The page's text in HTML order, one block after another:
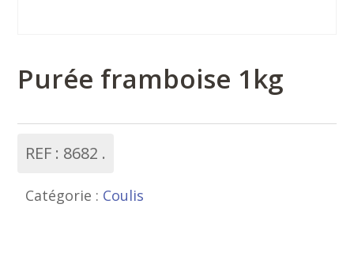
Purée framboise 1kg
REF : 8682
Catégorie : Coulis